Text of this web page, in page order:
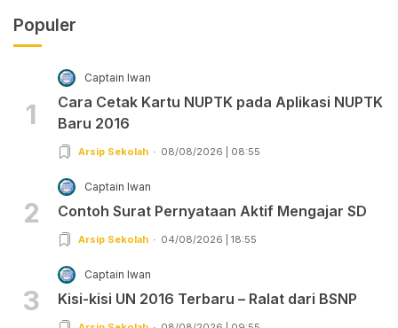
Populer
1
Captain Iwan
Cara Cetak Kartu NUPTK pada Aplikasi NUPTK
Baru 2016
Arsip Sekolah 08/08/2026 | 08:55
2
Captain Iwan
Contoh Surat Pernyataan Aktif Mengajar SD
Arsip Sekolah 04/08/2026 | 18:55
3
Captain Iwan
Kisi-kisi UN 2016 Terbaru – Ralat dari BSNP